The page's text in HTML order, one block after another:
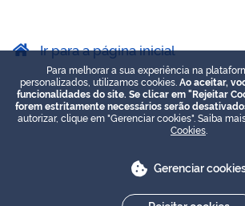
Ir para a página inicial
Para melhorar a sua experiência na
personalizados, utilizamos cookies. Ao aceitar,
funcionalidades do site. Se clicar em "Rejeitar
forem estritamente necessários serão
autorizar, clique em "Gerenciar cookies". Saiba
Cookies
Gerenciar